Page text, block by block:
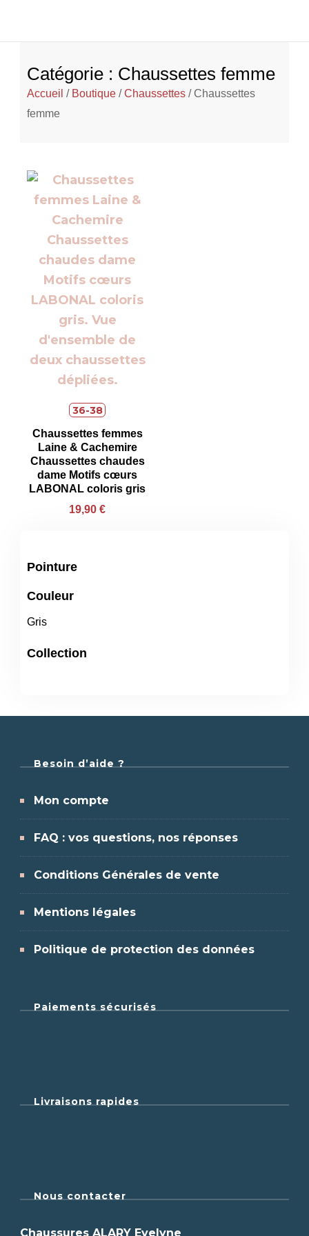
Catégorie : Chaussettes femme
Accueil / Boutique /Chaussettes / Chaussettes
femme
36-38
Chaussettes femmes
Laine & Cachemire
Chaussettes chaudes
dame Motifs cœurs
LABONAL coloris gris
19,90 €
Pointure
Couleur
Gris
Collection
Besoin d’aide ?
Mon compte
FAQ : vos questions, nos réponses
Conditions Générales de vente
Mentions légales
Politique de protection des données
Paiements sécurisés
Livraisons rapides
Nous contacter
Chaussures ALARY Evelyne